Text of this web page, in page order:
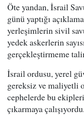
Öte yandan, İsrail
günü yaptığı
yerleşimlerin sivil
yedek askerlerin
gerçekleştirmeme
İsrail ordusu, yerel
gereksiz ve maliyetli
cephelerde bu
çıkarmaya çalışıyordu.